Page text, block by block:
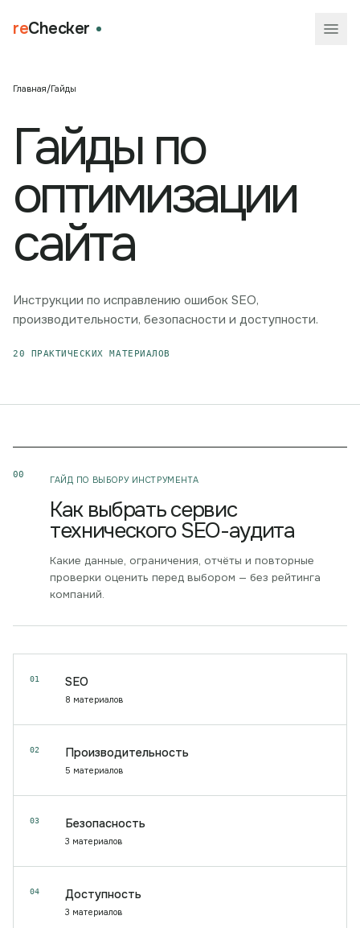
reChecker
Главная/Гайды
Гайды по
оптимизации
сайта
Инструкции по исправлению ошибок SEO,
производительности, безопасности и доступности.
20 ПРАКТИЧЕСКИХ МАТЕРИАЛОВ
00
ГАЙД ПО ВЫБОРУ ИНСТРУМЕНТА
Как выбрать сервис
технического SEO-аудита
Какие данные, ограничения, отчёты и повторные
проверки оценить перед выбором — без рейтинга
компаний.
01 SEO
8 материалов
02 Производительность
5 материалов
03 Безопасность
3 материалов
04 Доступность
3 материалов